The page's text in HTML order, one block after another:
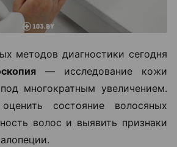
методов диагностики сегодня
— исследование кожи
многократным увеличением.
состояние волосяных
волос и выявить признаки